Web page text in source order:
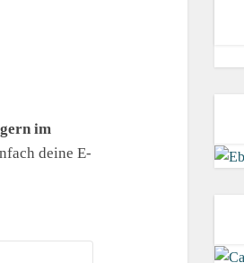
im
deine E-